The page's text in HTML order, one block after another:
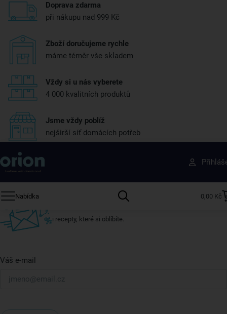
Doprava zdarma
při nákupu nad 999 Kč
Zboží doručujeme rychle
máme téměr vše skladem
Vždy si u nás vyberete
4 000 kvalitních produktů
Jsme vždy poblíž
nejširší síť domácích potřeb
Nabídka 0,00 Kč
Získejte rady, recepty a tipy na slevy dřív než
ostatní
Přihlaste se k odběru našeho newsletteru.
i recepty, které si oblíbíte.
Váš e-mail